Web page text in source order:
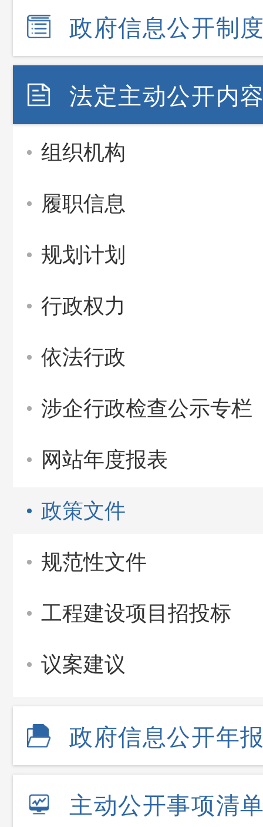
政府信息公开制
法定主动公开内
组织机构
履职信息
规划计划
行政权力
依法行政
涉企行政检查公示专栏
网站年度报表
政策文件
规范性文件
工程建设项目招投标
议案建议
政府信息公开年
主动公开事项清